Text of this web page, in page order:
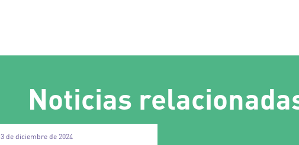
Noticias
3 de diciembre de 2024